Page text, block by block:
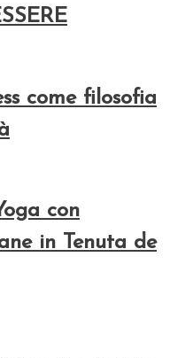
come filosofia
con
in Tenuta de